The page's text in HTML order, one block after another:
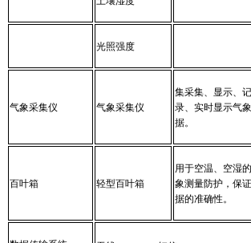
光照强度
气象采集仪 气象采集仪
集采集、显示、记
录、实时显示气
据。
百叶箱 轻型百叶箱
用于空温、空湿
象测量防护，保
据的准确性。